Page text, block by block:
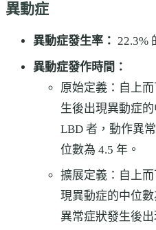
異動症
異動症發生率： 22.3%
異動症發作時間：
原始定義：自上
生後出現異動症
LBD 者，動作異
位數為 4.5 年。
擴展定義：自上
現異動症的中位
異常症狀發生後